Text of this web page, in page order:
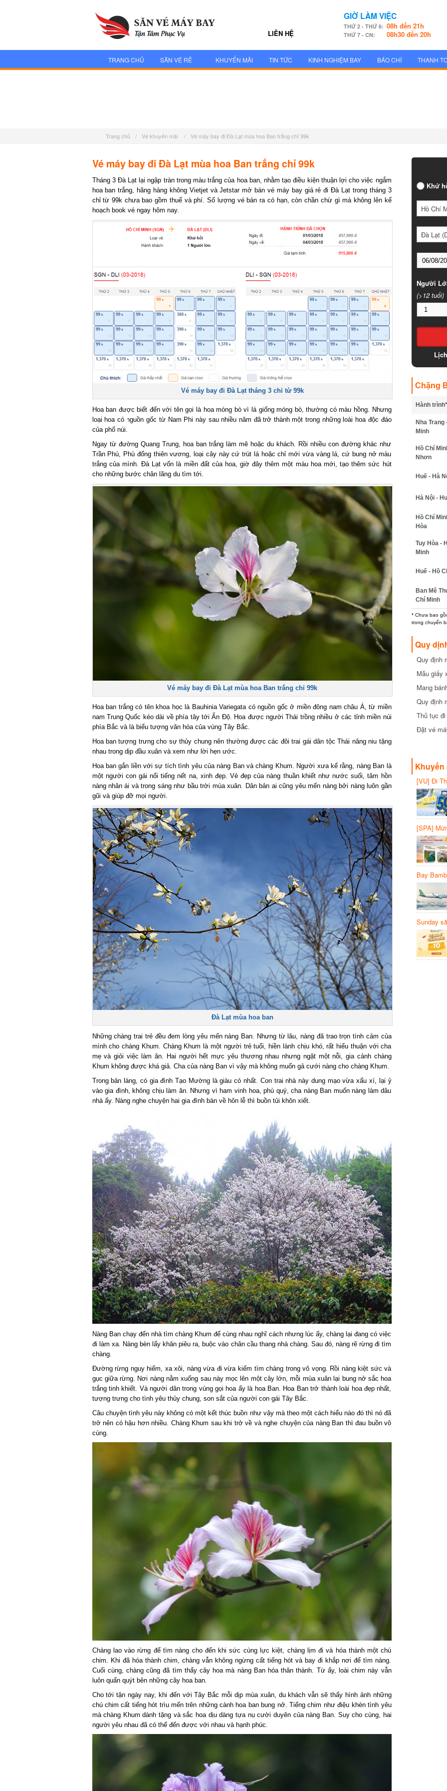
LIÊN HỆ
GIỜ LÀM VIỆC
THỨ 2 - THỨ 6: 08h đến 21h
THỨ 7 - CN: 08h30 đến 20h
TRANG CHỦ SĂN VÉ RẺ KHUYẾN MÃI TIN TỨC KINH NGHIỆM BAY BÁO CHÍ THANH
Trang chủ / Vé khuyến mãi / Vé máy bay đi Đà Lạt mùa hoa Ban trắng chỉ 99k
Vé máy bay đi Đà Lạt mùa hoa Ban trắng chỉ 99k
Tháng 3 Đà Lạt lại ngập tràn trong màu trắng của hoa ban, nhằm tạo điều kiện thuận lợi cho việc ngắm
hoa ban trắng, hãng hàng không Vietjet và Jetstar mở bán vé máy bay giá rẻ đi Đà Lạt trong tháng 3
chỉ từ 99k chưa bao gồm thuế và phí. Số lượng vé bán ra có hạn, còn chần chừ gì mà không lên kế
hoạch book vé ngay hôm nay.
Vé máy bay đi Đà Lạt tháng 3 chỉ từ 99k
Hoa ban được biết đến với tên gọi là hoa móng bò vì lá giống móng bò, thường có màu hồng. Nhưng
loại hoa có nguồn gốc từ Nam Phi này sau nhiều năm đã trở thành một trong những loài hoa độc đáo
của phố núi.
Ngay từ đường Quang Trung, hoa ban trắng làm mê hoặc du khách. Rồi nhiều con đường khác như
Trần Phú, Phù đổng thiên vương, loại cây này cứ trút lá hoặc chỉ mới vừa vàng lá, cứ bung nở màu
trắng của mình. Đà Lạt vốn là miền đất của hoa, giờ đây thêm một màu hoa mới, tạo thêm sức hút
cho những bước chân lãng du tìm tới.
Vé máy bay đi Đà Lạt mùa hoa Ban trắng chỉ 99k
Hoa ban trắng có tên khoa học là Bauhinia Variegata có nguồn gốc ở miền đông nam châu Á, từ miền
nam Trung Quốc kéo dài về phía tây tới Ấn Độ. Hoa được người Thái trồng nhiều ở các tỉnh miền núi
phía Bắc và là biểu tượng văn hóa của vùng Tây Bắc.
Hoa ban tượng trưng cho sự thủy chung nên thường được các đôi trai gái dân tộc Thái nâng niu tặng
nhau trong dịp đầu xuân và xem như lời hẹn ước.
Hoa ban gắn liền với sự tích tình yêu của nàng Ban và chàng Khum. Người xưa kể rằng, nàng Ban là
một người con gái nổi tiếng nết na, xinh đẹp. Vẻ đẹp của nàng thuần khiết như nước suối, tâm hồn
nàng nhân ái và trong sáng như bầu trời mùa xuân. Dân bản ai cũng yêu mến nàng bởi nàng luôn gần
gũi và giúp đỡ mọi người.
Đà Lạt mùa hoa ban
Những chàng trai trẻ đều đem lòng yêu mến nàng Ban. Nhưng từ lâu, nàng đã trao trọn tình cảm của
mình cho chàng Khum. Chàng Khum là một người trẻ tuổi, hiền lành chịu khó, rất hiếu thuận với cha
mẹ và giỏi việc làm ăn. Hai người hết mực yêu thương nhau nhưng ngặt một nỗi, gia cảnh chàng
Khum không được khá giả. Cha của nàng Ban vì vậy mà không muốn gả cưới nàng cho chàng Khum.
Trong bản làng, có gia đình Tạo Mường là giàu có nhất. Con trai nhà này dung mạo vừa xấu xí, lại ỷ
vào gia đình, không chịu làm ăn. Nhưng vì ham vinh hoa, phú quý, cha nàng Ban muốn nàng làm dâu
nhà ấy. Nàng nghe chuyện hai gia đình bàn về hôn lễ thì buồn tủi khôn xiết.
Nàng Ban chạy đến nhà tìm chàng Khum để cùng nhau nghĩ cách nhưng lúc ấy, chàng lại đang có việc
đi làm xa. Nàng bèn lấy khăn piêu ra, buộc vào chân cầu thang nhà chàng. Sau đó, nàng rẽ rừng đi tìm
chàng.
Đường rừng nguy hiểm, xa xôi, nàng vừa đi vừa kiếm tìm chàng trong vô vọng. Rồi nàng kiệt sức và
gục giữa rừng. Nơi nàng nằm xuống sau này mọc lên một cây lớn, mỗi mùa xuân lại bung nở sắc hoa
trắng tinh khiết. Và người dân trong vùng gọi hoa ấy là hoa Ban. Hoa Ban trở thành loài hoa đẹp nhất,
tượng trưng cho tình yêu thủy chung, son sắt của người con gái Tây Bắc.
Câu chuyện tình yêu này không có một kết thúc buồn như vậy mà theo một cách hiểu nào đó thì nó đã
trở nên có hậu hơn nhiều. Chàng Khum sau khi trở về và nghe chuyện của nàng Ban thì đau buồn vô
cùng.
Chàng lao vào rừng để tìm nàng cho đến khi sức cùng lực kiệt, chàng lịm đi và hóa thành một chú
chim. Khi đã hóa thành chim, chàng vẫn không ngừng cất tiếng hót và bay đi khắp nơi để tìm nàng.
Cuối cùng, chàng cũng đã tìm thấy cây hoa mà nàng Ban hóa thân thành. Từ ấy, loài chim này vẫn
luôn quấn quýt bên những cây hoa ban.
Cho tới tận ngày nay, khi đến với Tây Bắc mỗi dịp mùa xuân, du khách vẫn sẽ thấy hình ảnh những
chú chim cất tiếng hót trìu mến trên những cành hoa ban bung nở. Tiếng chim như điệu khèn tình yêu
mà chàng Khum dành tặng và sắc hoa dịu dàng tựa nụ cười duyên của nàng Ban. Suy cho cùng, hai
người yêu nhau đã có thể đến được với nhau và hạnh phúc.
Khứ
Hồ Chí
Đà Lạt
Người
(>12 tuổi)
Chặng
Hành trình*
Nha Trang
Minh
Hồ Chí
Nhơn
Huế - Hà
Hà Nội -
Hồ Chí
Hòa
Tuy Hòa -
Minh
Huế - Hồ
Ban Mê
Chí Minh
* Chưa bao
trong chuyến
Quy
Quy định
cần biết
Mẫu giấy
Mang
Quy định
Thủ tục
Đặt vé
Khuyến
[VU] Đi
giảm 50%
[SPA]
20%
Bay
Sunday